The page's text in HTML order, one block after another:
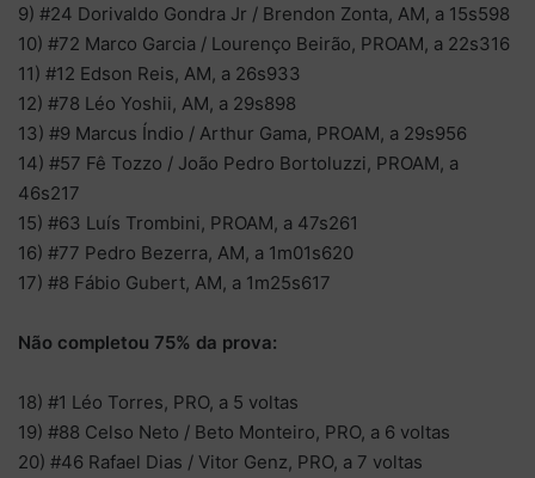
9) #24 Dorivaldo Gondra Jr / Brendon Zonta, AM, a 15s598
10) #72 Marco Garcia / Lourenço Beirão, PROAM, a 22s316
11) #12 Edson Reis, AM, a 26s933
12) #78 Léo Yoshii, AM, a 29s898
13) #9 Marcus Índio / Arthur Gama, PROAM, a 29s956
14) #57 Fê Tozzo / João Pedro Bortoluzzi, PROAM, a
46s217
15) #63 Luís Trombini, PROAM, a 47s261
16) #77 Pedro Bezerra, AM, a 1m01s620
17) #8 Fábio Gubert, AM, a 1m25s617
Não completou 75% da prova:
18) #1 Léo Torres, PRO, a 5 voltas
19) #88 Celso Neto / Beto Monteiro, PRO, a 6 voltas
20) #46 Rafael Dias / Vitor Genz, PRO, a 7 voltas